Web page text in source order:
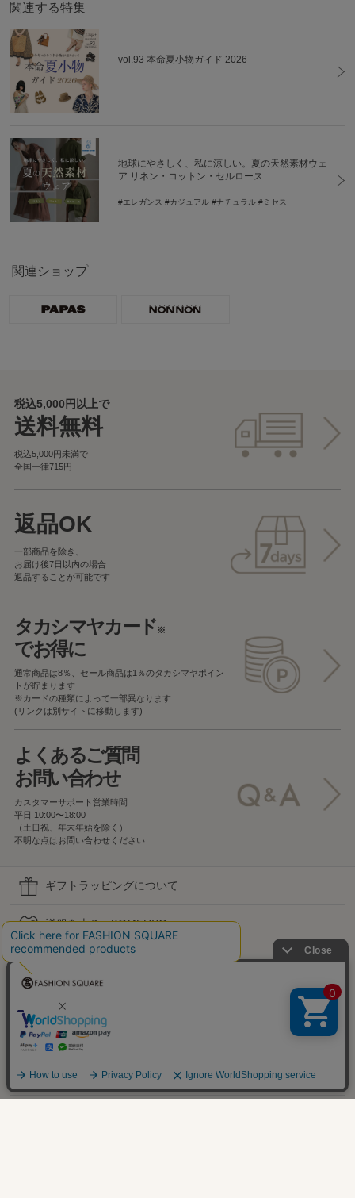
関連する特集
vol.93 本命夏小物ガイド 2026
地球にやさしく、私に涼しい。夏の天然素材ウェ
ア リネン・コットン・セルロース
#エレガンス #カジュアル #ナチュラル #ミセス
関連ショップ
税込5,000円以上で
送料無料
税込5,000円未満で
全国一律715円
返品OK
一部商品を除き、
お届け後7日以内の場合
返品することが可能です
タカシマヤカード※
でお得に
通常商品は8％、セール商品は1％のタカシマヤポイン
トが貯まります
※カードの種類によって一部異なります
(リンクは別サイトに移動します)
よくあるご質問
お問い合わせ
カスタマーサポート営業時間
平日 10:00〜18:00
（土日祝、年末年始を除く）
不明な点はお問い合わせください
ギフトラッピングについて
洋服を売る - KOMEHYO
サイズ比較 - Virtusize
お直しサービス
初めての方へ
ヘルプ・お問い合わせ